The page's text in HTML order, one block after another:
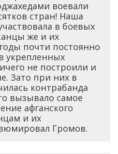
воевали
стран! Наша
в боевых
же и их
почти постоянно
укрепленных
не построили и
Зато при них в
контрабанда
вызывало самое
афганского
и их
Громов.